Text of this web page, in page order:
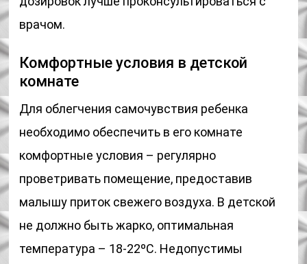
врачом.
Комфортные условия в детской
комнате
Для облегчения самочувствия ребенка
необходимо обеспечить в его комнате
комфортные условия – регулярно
проветривать помещение, предоставив
малышу приток свежего воздуха. В детской
не должно быть жарко, оптимальная
температура – 18-22ºС. Недопустимы